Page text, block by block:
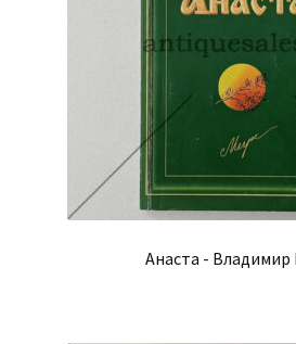
Анаста - Владимир